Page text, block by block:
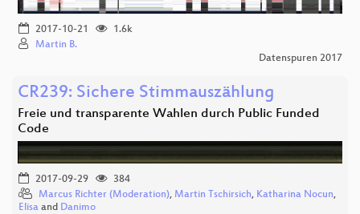
2017-10-21
1.6k
Martin B.
Datenspuren 2017
CR239: Sichere Stimmauszählung
Freie und transparente Wahlen durch Public Funded
Code
2017-09-29
384
Marcus Richter (Moderation), Martin Tschirsich, Katharina Nocun,
Elisa and Danimo